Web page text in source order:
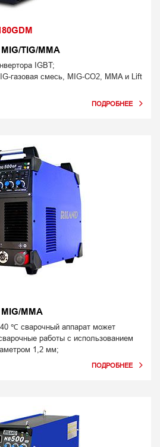
TIG/MMA
IGBT;
газовая смесь, MIG-CO2, MMA и Lift
MMA
℃ сварочный аппарат может
работы с использованием
1,2 мм;